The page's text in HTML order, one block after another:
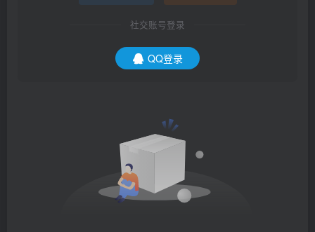
社交账号登录
QQ登录